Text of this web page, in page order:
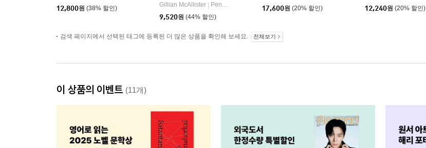
12,800원 (38% 할인) Gillian McAllister
Penguin Books
9,520원 (44% 할인)
17,600원 (20% 할인)
12,240원 (20% 할인)
검색 페이지에서 선택된 태그에 등록된 더 많은 상품을 확인해 보세요. 전체보기
이 상품의 이벤트 (11개)